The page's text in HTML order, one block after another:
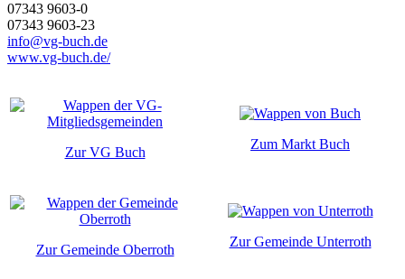
07343 9603-0
07343 9603-23
info@vg-buch.de
www.vg-buch.de/
Zur VG Buch
Zum Markt Buch
Zur Gemeinde Oberroth
Zur Gemeinde Unterroth